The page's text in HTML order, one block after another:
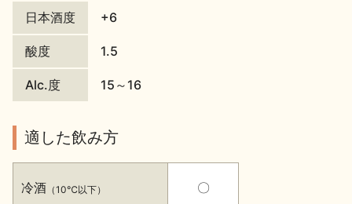
日本酒の楽しみ方特集
地酒・イベント情報
日本酒度 +6
酸度 1.5
Alc.度 15～16
適した飲み方
冷酒 （10℃以下） 〇